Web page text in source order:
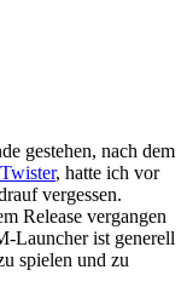
gestehen, nach dem
, hatte ich vor
vergessen.
Release vergangen
Launcher ist generell
spielen und zu